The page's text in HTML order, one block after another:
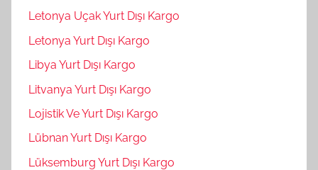
Letonya Uçak Yurt Dışı Kargo
Letonya Yurt Dışı Kargo
Libya Yurt Dışı Kargo
Litvanya Yurt Dışı Kargo
Lojistik Ve Yurt Dışı Kargo
Lübnan Yurt Dışı Kargo
Lüksemburg Yurt Dışı Kargo